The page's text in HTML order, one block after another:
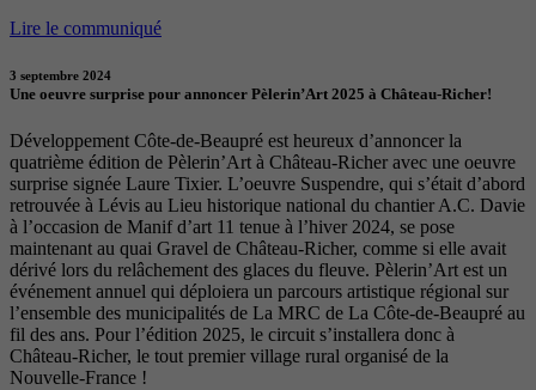
Lire le communiqué
3 septembre 2024
Une oeuvre surprise pour annoncer Pèlerin’Art 2025 à Château-Richer!
Développement Côte-de-Beaupré est heureux d’annoncer la
quatrième édition de Pèlerin’Art à Château-Richer avec une oeuvre
surprise signée Laure Tixier. L’oeuvre Suspendre, qui s’était d’abord
retrouvée à Lévis au Lieu historique national du chantier A.C. Davie
à l’occasion de Manif d’art 11 tenue à l’hiver 2024, se pose
maintenant au quai Gravel de Château-Richer, comme si elle avait
dérivé lors du relâchement des glaces du fleuve. Pèlerin’Art est un
événement annuel qui déploiera un parcours artistique régional sur
l’ensemble des municipalités de La MRC de La Côte-de-Beaupré au
fil des ans. Pour l’édition 2025, le circuit s’installera donc à
Château-Richer, le tout premier village rural organisé de la
Nouvelle-France !